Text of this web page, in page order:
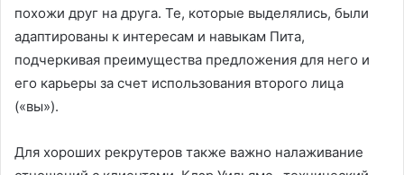
похожи друг на друга. Те, которые выделялись, были
адаптированы к интересам и навыкам Пита,
подчеркивая преимущества предложения для него и
его карьеры за счет использования второго лица
(«вы»).
Для хороших рекрутеров также важно налаживание